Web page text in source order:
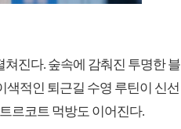
진다. 숲속에 감춰진 투명한 블
색적인 퇴근길 수영 루틴이 신선
르코트 먹방도 이어진다.